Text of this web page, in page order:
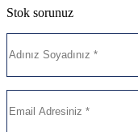
Stok sorunuz